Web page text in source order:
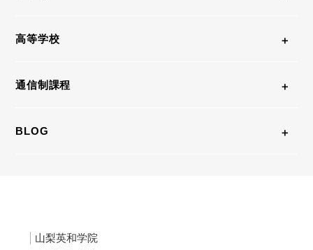
高等学校
通信制課程
BLOG
山梨英和学院